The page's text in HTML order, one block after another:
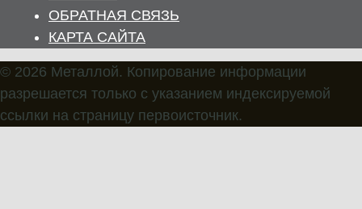
ОБРАТНАЯ СВЯЗЬ
КАРТА САЙТА
© 2026 Металлой. Копирование информации
разрешается только с указанием индексируемой
ссылки на страницу первоисточник.